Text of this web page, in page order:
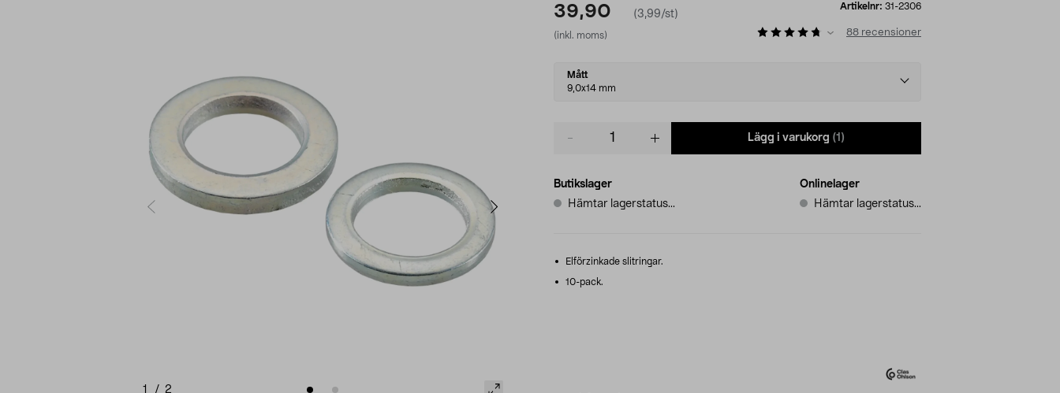
1 / 2
39,90 (3,99/st)
(inkl. moms)
Artikelnr: 31-2306
88 recensioner
Select
variant
Mått
9,0x14 mm
Lägg i varukorg (1)
Butikslager
Hämtar lagerstatus...
Onlinelager
Hämtar lagerstatus...
Elförzinkade slitringar.
10-pack.